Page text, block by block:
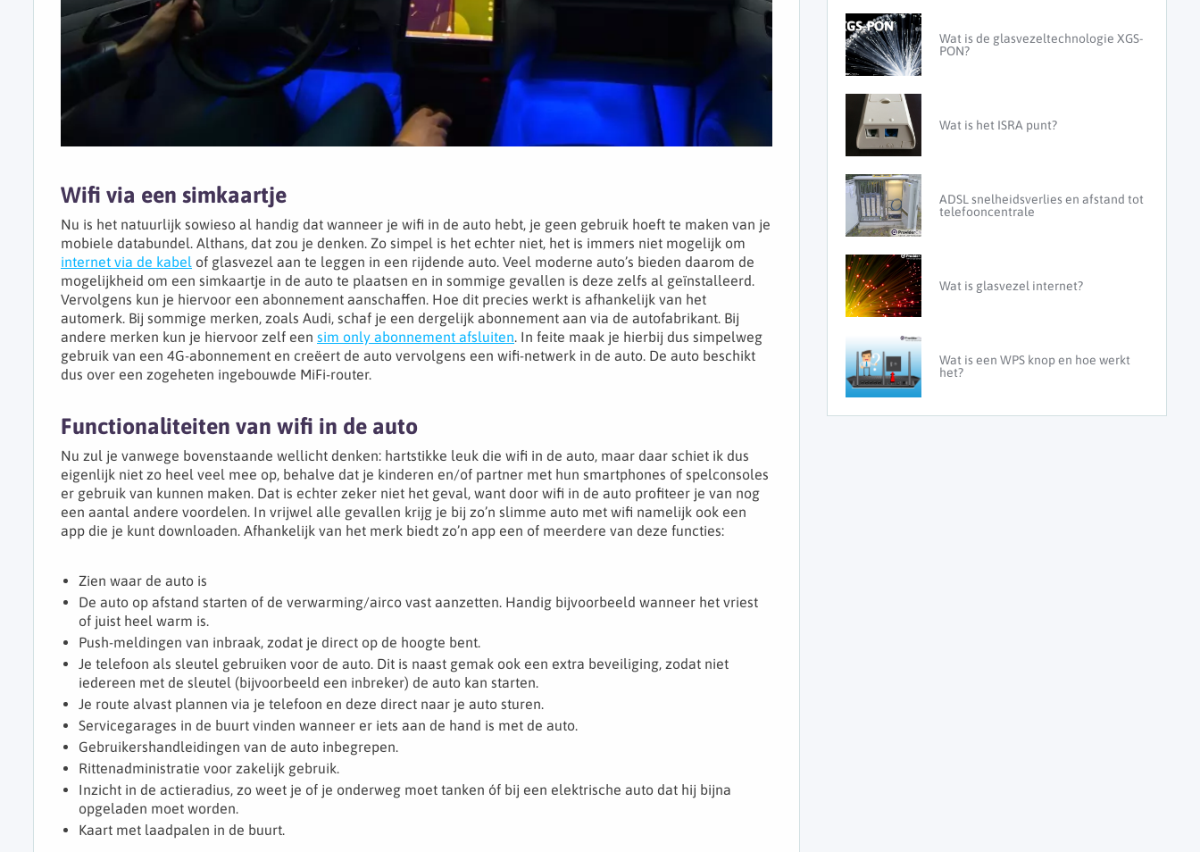
Wifi via een simkaartje
Nu is het natuurlijk sowieso al handig dat wanneer je wifi in de auto hebt, je geen gebruik hoeft te maken van je
mobiele databundel. Althans, dat zou je denken. Zo simpel is het echter niet, het is immers niet mogelijk om
internet via de kabel of glasvezel aan te leggen in een rijdende auto. Veel moderne auto’s bieden daarom de
mogelijkheid om een simkaartje in de auto te plaatsen en in sommige gevallen is deze zelfs al geïnstalleerd.
Vervolgens kun je hiervoor een abonnement aanschaffen. Hoe dit precies werkt is afhankelijk van het
automerk. Bij sommige merken, zoals Audi, schaf je een dergelijk abonnement aan via de autofabrikant. Bij
andere merken kun je hiervoor zelf een sim only abonnement afsluiten. In feite maak je hierbij dus simpelweg
gebruik van een 4G-abonnement en creëert de auto vervolgens een wifi-netwerk in de auto. De auto beschikt
dus over een zogeheten ingebouwde MiFi-router.
Functionaliteiten van wifi in de auto
Nu zul je vanwege bovenstaande wellicht denken: hartstikke leuk die wifi in de auto, maar daar schiet ik dus
eigenlijk niet zo heel veel mee op, behalve dat je kinderen en/of partner met hun smartphones of spelconsoles
er gebruik van kunnen maken. Dat is echter zeker niet het geval, want door wifi in de auto profiteer je van nog
een aantal andere voordelen. In vrijwel alle gevallen krijg je bij zo’n slimme auto met wifi namelijk ook een
app die je kunt downloaden. Afhankelijk van het merk biedt zo’n app een of meerdere van deze functies:
Zien waar de auto is
De auto op afstand starten of de verwarming/airco vast aanzetten. Handig bijvoorbeeld wanneer het vriest
of juist heel warm is.
Push-meldingen van inbraak, zodat je direct op de hoogte bent.
Je telefoon als sleutel gebruiken voor de auto. Dit is naast gemak ook een extra beveiliging, zodat niet
iedereen met de sleutel (bijvoorbeeld een inbreker) de auto kan starten.
Je route alvast plannen via je telefoon en deze direct naar je auto sturen.
Servicegarages in de buurt vinden wanneer er iets aan de hand is met de auto.
Gebruikershandleidingen van de auto inbegrepen.
Rittenadministratie voor zakelijk gebruik.
Inzicht in de actieradius, zo weet je of je onderweg moet tanken óf bij een elektrische auto dat hij bijna
opgeladen moet worden.
Kaart met laadpalen in de buurt.
Wat is de glasvezeltechnologie XGS-
PON?
Wat is het ISRA punt?
ADSL snelheidsverlies en afstand tot
telefooncentrale
Wat is glasvezel internet?
Wat is een WPS knop en hoe werkt
het?